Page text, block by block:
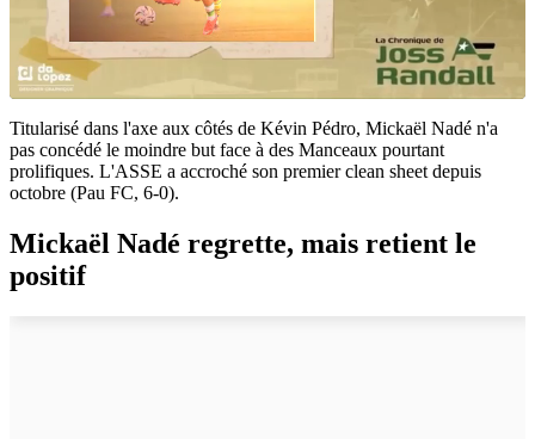
Titularisé dans l'axe aux côtés de Kévin Pédro, Mickaël Nadé n'a
pas concédé le moindre but face à des Manceaux pourtant
prolifiques. L'ASSE a accroché son premier clean sheet depuis
octobre (Pau FC, 6-0).
Mickaël Nadé regrette, mais retient le
positif